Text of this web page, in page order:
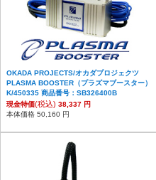
OKADA PROJECTS/オカダプロジェクツ
PLASMA BOOSTER（プラズマブースター）
K/450335 商品番号：SB326400B
現金特価(税込) 38,337 円
本体価格 50,160 円